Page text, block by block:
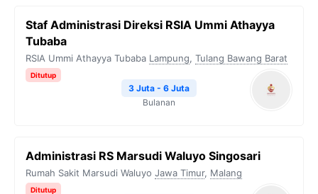
Staf Administrasi Direksi RSIA Ummi Athayya
Tubaba
RSIA Ummi Athayya Tubaba Lampung, Tulang Bawang Barat
Ditutup
3 Juta - 6 Juta
Bulanan
Administrasi RS Marsudi Waluyo Singosari
Rumah Sakit Marsudi Waluyo Jawa Timur, Malang
Ditutup